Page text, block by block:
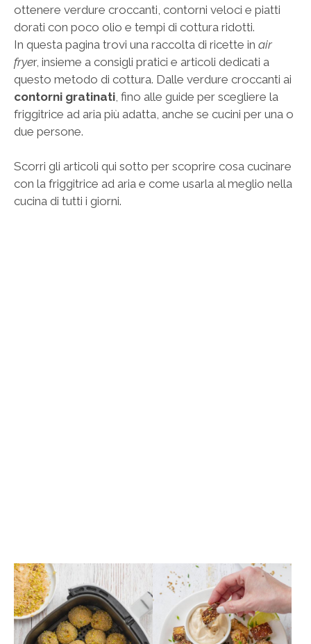
ottenere verdure croccanti, contorni veloci e piatti
dorati con poco olio e tempi di cottura ridotti.
In questa pagina trovi una raccolta di ricette in air
fryer, insieme a consigli pratici e articoli dedicati a
questo metodo di cottura. Dalle verdure croccanti ai
contorni gratinati, fino alle guide per scegliere la
friggitrice ad aria più adatta, anche se cucini per una o
due persone.
Scorri gli articoli qui sotto per scoprire cosa cucinare
con la friggitrice ad aria e come usarla al meglio nella
cucina di tutti i giorni.